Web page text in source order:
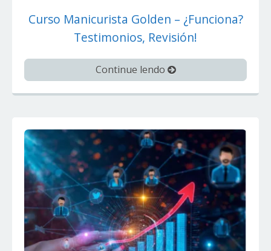
Curso Manicurista Golden – ¿Funciona?
Testimonios, Revisión!
Continue lendo